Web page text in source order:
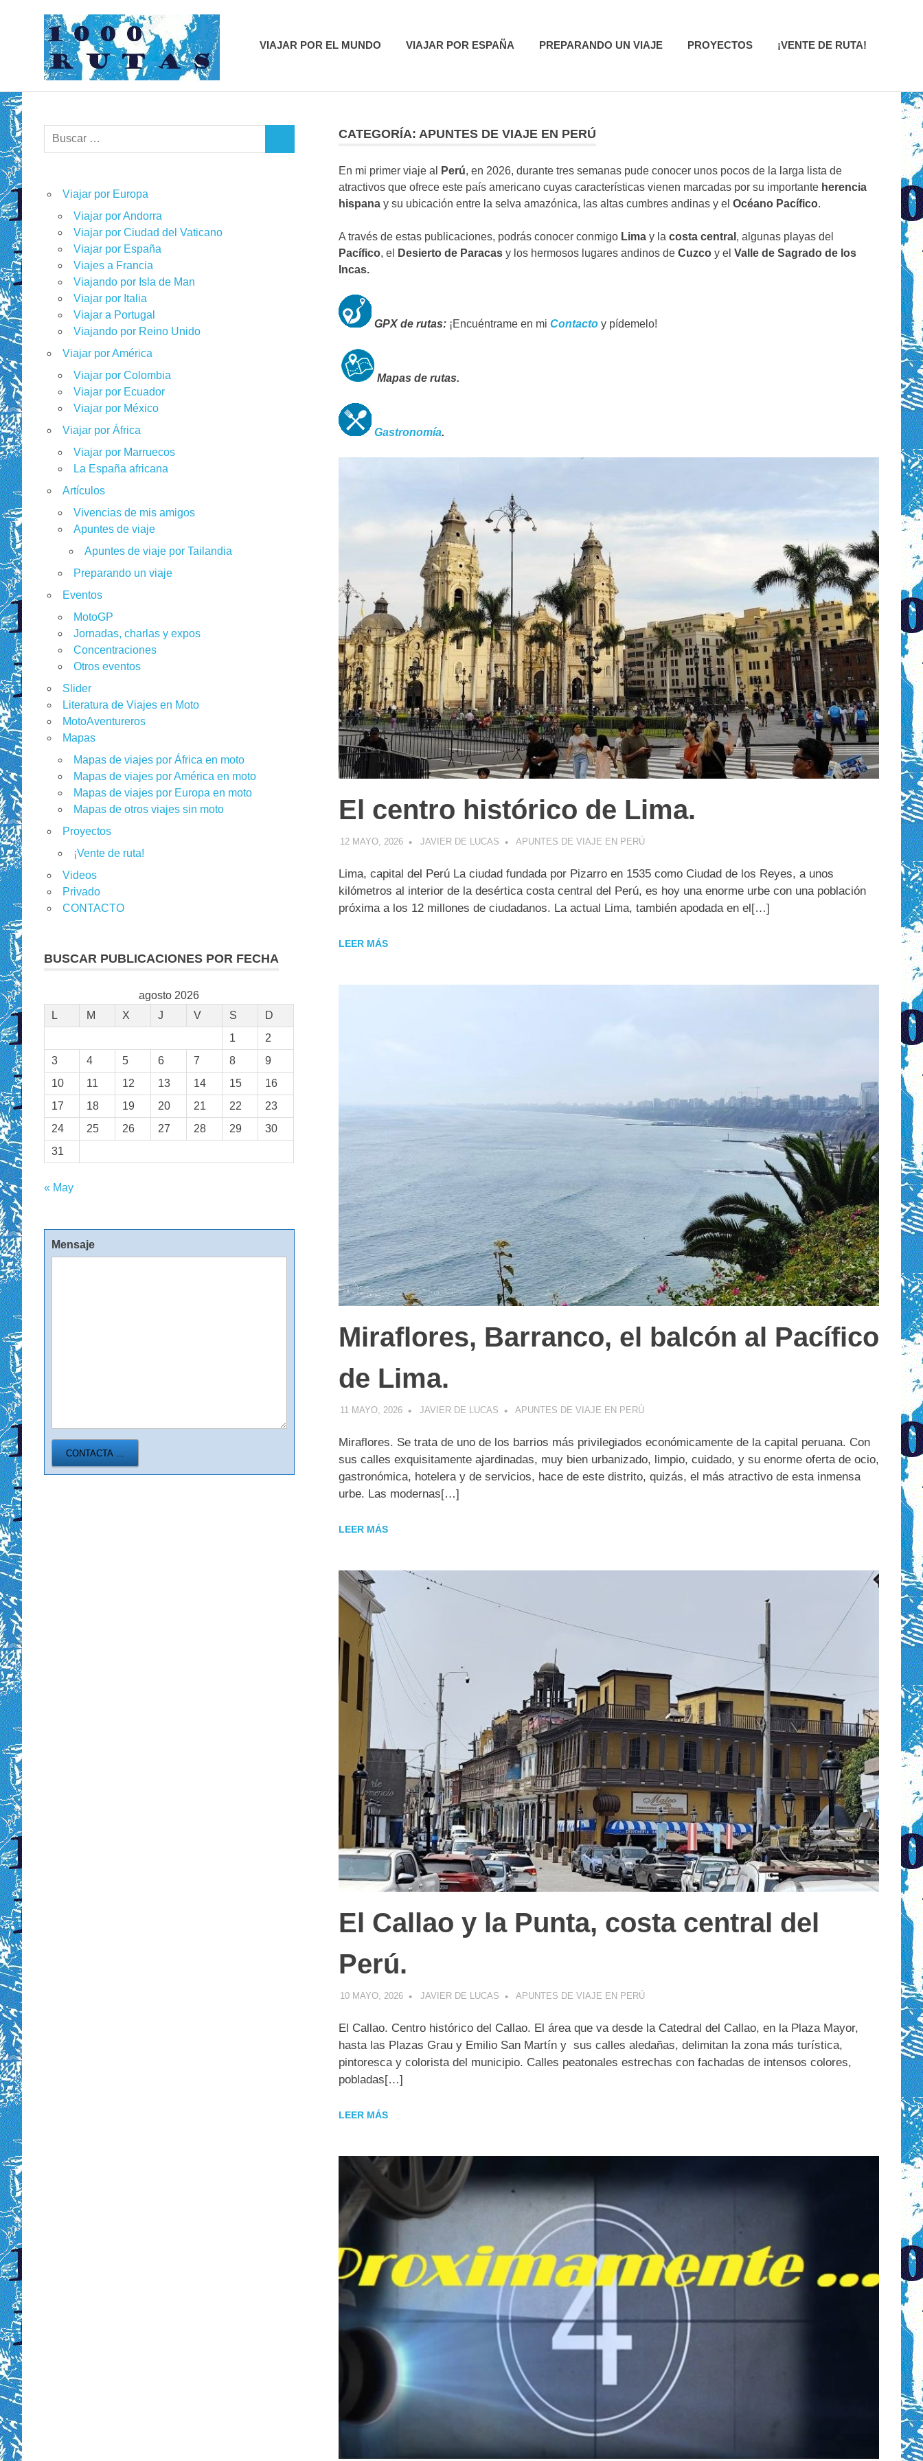
contenido
ruedas
VIAJAR POR EL MUNDO VIAJAR POR ESPAÑA PREPARANDO UN VIAJE PROYECTOS ¡VENTE DE RUTA!
CATEGORÍA: APUNTES DE VIAJE EN PERÚ
En mi primer viaje al Perú, en 2026, durante tres semanas pude conocer unos pocos de la larga lista de
atractivos que ofrece este país americano cuyas características vienen marcadas por su importante herencia
hispanay su ubicación entre la selva amazónica, las altas cumbres andinas y el Océano Pacífico.
A través de estas publicaciones, podrás conocer conmigo Limay la costa central , algunas playas del
Pacífico, el Desierto de Paracasy los hermosos lugares andinos de Cuzcoy el Valle de Sagrado de los
Incas.
GPX de rutas: ¡Encuéntrame en mi Contacto y pídemelo!
Mapas de rutas.
Gastronomía.
El centro histórico de Lima.
12 MAYO, 2026 JAVIER DE LUCAS APUNTES DE VIAJE EN PERÚ
Lima, capital del Perú La ciudad fundada por Pizarro en 1535 como Ciudad de los Reyes, a unos
kilómetros al interior de la desértica costa central del Perú, es hoy una enorme urbe con una población
próxima a los 12 millones de ciudadanos. La actual Lima, también apodada en el[…]
LEER MÁS
Miraflores, Barranco, el balcón al Pacífico
de Lima.
11 MAYO, 2026 JAVIER DE LUCAS APUNTES DE VIAJE EN PERÚ
Miraflores. Se trata de uno de los barrios más privilegiados económicamente de la capital peruana. Con
sus calles exquisitamente ajardinadas, muy bien urbanizado, limpio, cuidado, y su enorme oferta de ocio,
gastronómica, hotelera y de servicios, hace de este distrito, quizás, el más atractivo de esta inmensa
urbe. Las modernas[…]
LEER MÁS
El Callao y la Punta, costa central del
Perú.
10 MAYO, 2026 JAVIER DE LUCAS APUNTES DE VIAJE EN PERÚ
El Callao. Centro histórico del Callao. El área que va desde la Catedral del Callao, en la Plaza Mayor,
hasta las Plazas Grau y Emilio San Martín y sus calles aledañas, delimitan la zona más turística,
pintoresca y colorista del municipio. Calles peatonales estrechas con fachadas de intensos colores,
pobladas[…]
LEER MÁS
Buscar:
Viajar por Europa
Viajar por Andorra
Viajar por Ciudad del Vaticano
Viajar por España
Viajes a Francia
Viajando por Isla de Man
Viajar por Italia
Viajar a Portugal
Viajando por Reino Unido
Viajar por América
Viajar por Colombia
Viajar por Ecuador
Viajar por México
Viajar por África
Viajar por Marruecos
La España africana
Artículos
Vivencias de mis amigos
Apuntes de viaje
Apuntes de viaje por Tailandia
Preparando un viaje
Eventos
MotoGP
Jornadas, charlas y expos
Concentraciones
Otros eventos
Slider
Literatura de Viajes en Moto
MotoAventureros
Mapas
Mapas de viajes por África en moto
Mapas de viajes por América en moto
Mapas de viajes por Europa en moto
Mapas de otros viajes sin moto
Proyectos
¡Vente de ruta!
Videos
Privado
CONTACTO
BUSCAR PUBLICACIONES POR FECHA
agosto 2026
L
M X J V S
D
1
2
3
4 5 6 7 8
9
10
11 12 13 14 15
16
17
18 19 20 21 22
23
24
25 26 27 28 29
30
31
« May
Mensaje
CONTACTA ...